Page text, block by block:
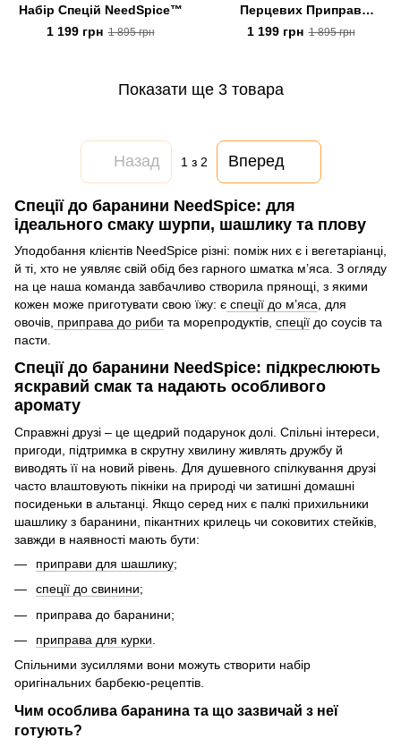
Спеції до баранини NeedSpice: для
ідеального смаку шурпи, шашлику та плову
Уподобання клієнтів NeedSpice різні: поміж них є і вегетаріанці,
й ті, хто не уявляє свій обід без гарного шматка м’яса. З огляду
на це наша команда завбачливо створила прянощі, з якими
кожен може приготувати свою їжу: є спеції до м’яса , для
овочів, приправа до риби та морепродуктів, спеції до соусів та
пасти.
Спеції до баранини NeedSpice: підкреслюють
яскравий смак та надають особливого
аромату
Справжні друзі – це щедрий подарунок долі. Спільні інтереси,
пригоди, підтримка в скрутну хвилину живлять дружбу й
виводять її на новий рівень. Для душевного спілкування друзі
часто влаштовують пікніки на природі чи затишні домашні
посиденьки в альтанці. Якщо серед них є палкі прихильники
шашлику з баранини, пікантних крилець чи соковитих стейків,
завжди в наявності мають бути:
приправи для шашлику;
спеції до свинини;
приправа до баранини;
приправа для курки
Спільними зусиллями вони можуть створити набір
оригінальних барбекю-рецептів.
Чим особлива баранина та що зазвичай з неї
готують?
Набір Спецій NeedSpice™
1 199 грн 1 895 грн
Перцевих Приправ
NeedSpice™
1 199 грн 1 895 грн
Показати ще 3 товара
Назад 1 з 2 Вперед